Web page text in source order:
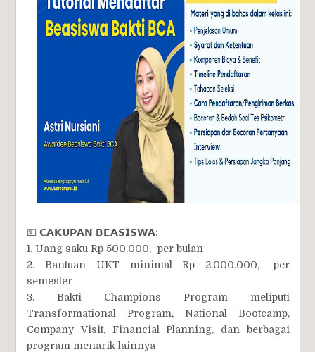
💵 𝗖𝗔𝗞𝗨𝗣𝗔𝗡 𝗕𝗘𝗔𝗦𝗜𝗦𝗪𝗔:
1. Uang saku Rp 500.000,- per bulan
2. Bantuan UKT minimal Rp 2.000.000,- per
semester
3. Bakti Champions Program meliputi
Transformational Program, National Bootcamp,
Company Visit, Financial Planning, dan berbagai
program menarik lainnya